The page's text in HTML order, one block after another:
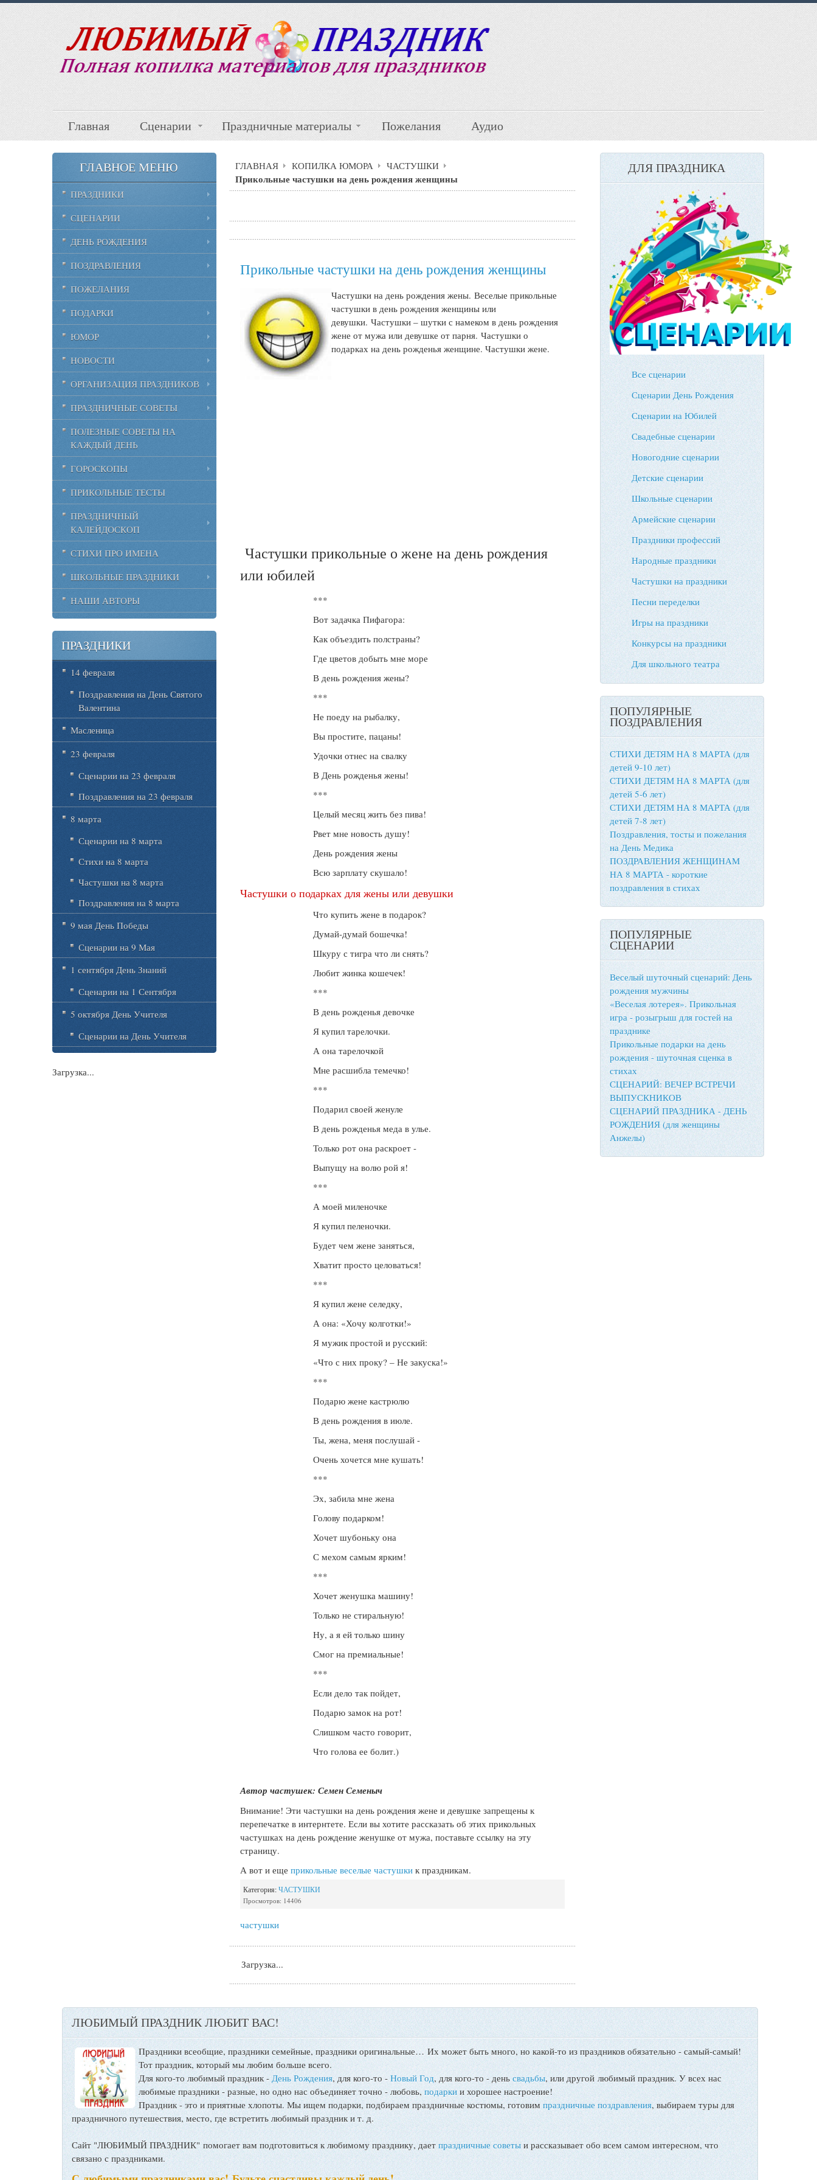
Главная Сценарии Праздничные материалы Пожелания Аудио
ГЛАВНАЯ КОПИЛКА ЮМОРА ЧАСТУШКИ
Прикольные частушки на день рождения женщины
Прикольные частушки на день рождения женщины
Частушки на день рождения жены.Веселые прикольные
частушки в день рождения женщины или
девушки.Частушки – шутки с намеком в день рождения
жене от мужа или девушке от парня.Частушки о
подарках на день рожденья женщине. Частушки жене.
Частушки прикольные о жене на день рождения
или юбилей
***
Вот задачка Пифагора:
Как объездить полстраны?
Где цветов добыть мне море
В день рождения жены?
***
Не поеду на рыбалку,
Вы простите, пацаны!
Удочки отнес на свалку
В День рожденья жены!
***
Целый месяц жить без пива!
Рвет мне новость душу!
День рождения жены
Всю зарплату скушало!
Частушки о подарках для жены или девушки
Что купить жене в подарок?
Думай-думай бошечка!
Шкуру с тигра что ли снять?
Любит жинка кошечек!
***
В день рожденья девочке
Я купил тарелочки.
А она тарелочкой
Мне расшибла темечко!
***
Подарил своей женуле
В день рожденья меда в улье.
Только рот она раскроет -
Выпущу на волю рой я!
***
А моей миленочке
Я купил пеленочки.
Будет чем жене заняться,
Хватит просто целоваться!
***
Я купил жене селедку,
А она: «Хочу колготки!»
Я мужик простой и русский:
«Что с них проку? – Не закуска!»
***
Подарю жене кастрюлю
В день рождения в июле.
Ты, жена, меня послушай -
Очень хочется мне кушать!
***
Эх, забила мне жена
Голову подарком!
Хочет шубоньку она
С мехом самым ярким!
***
Хочет женушка машину!
Только не стиральную!
Ну, а я ей только шину
Смог на премиальные!
***
Если дело так пойдет,
Подарю замок на рот!
Слишком часто говорит,
Что голова ее болит.)
Автор частушек: Семен Семеныч
Внимание! Эти частушки на день рождения жене и девушке запрещены к
перепечатке в интернтете. Если вы хотите рассказать об этих прикольных
частушках на день рождение женушке от мужа, поставьте ссылку на эту
страницу.
А вот и ещеприкольные веселые частушки к праздникам.
Категория:ЧАСТУШКИ
Просмотров: 14406
частушки
Загрузка...
ГЛАВНОЕ МЕНЮ
ПРАЗДНИКИ
СЦЕНАРИИ
ДЕНЬ РОЖДЕНИЯ
ПОЗДРАВЛЕНИЯ
ПОЖЕЛАНИЯ
ПОДАРКИ
ЮМОР
НОВОСТИ
ОРГАНИЗАЦИЯ ПРАЗДНИКОВ
ПРАЗДНИЧНЫЕ СОВЕТЫ
ПОЛЕЗНЫЕ СОВЕТЫ НА
КАЖДЫЙ ДЕНЬ
ГОРОСКОПЫ
ПРИКОЛЬНЫЕ ТЕСТЫ
ПРАЗДНИЧНЫЙ
КАЛЕЙДОСКОП
СТИХИ ПРО ИМЕНА
ШКОЛЬНЫЕ ПРАЗДНИКИ
НАШИ АВТОРЫ
ПРАЗДНИКИ
14 февраля
Поздравления на День Святого
Валентина
Масленица
23 февраля
Сценарии на 23 февраля
Поздравления на 23 февраля
8 марта
Сценарии на 8 марта
Стихи на 8 марта
Частушки на 8 марта
Поздравления на 8 марта
9 мая День Победы
Сценарии на 9 Мая
1 сентября День Знаний
Сценарии на 1 Сентября
5 октября День Учителя
Сценарии на День Учителя
Загрузка...
ДЛЯ ПРАЗДНИКА
Все сценарии
Сценарии День Рождения
Сценарии на Юбилей
Свадебные сценарии
Новогодние сценарии
Детские сценарии
Школьные сценарии
Армейские сценарии
Праздники профессий
Народные праздники
Частушки на праздники
Песни переделки
Игры на праздники
Конкурсы на праздники
Для школьного театра
ПОПУЛЯРНЫЕ
ПОЗДРАВЛЕНИЯ
СТИХИ ДЕТЯМ НА 8 МАРТА (для
детей 9-10 лет)
СТИХИ ДЕТЯМ НА 8 МАРТА (для
детей 5-6 лет)
СТИХИ ДЕТЯМ НА 8 МАРТА (для
детей 7-8 лет)
Поздравления, тосты и пожелания
на День Медика
ПОЗДРАВЛЕНИЯ ЖЕНЩИНАМ
НА 8 МАРТА - короткие
поздравления в стихах
ПОПУЛЯРНЫЕ
СЦЕНАРИИ
Веселый шуточный сценарий: День
рождения мужчины
«Веселая лотерея». Прикольная
игра - розыгрыш для гостей на
празднике
Прикольные подарки на день
рождения - шуточная сценка в
стихах
СЦЕНАРИЙ: ВЕЧЕР ВСТРЕЧИ
ВЫПУСКНИКОВ
СЦЕНАРИЙ ПРАЗДНИКА - ДЕНЬ
РОЖДЕНИЯ (для женщины
Анжелы)
ЛЮБИМЫЙ ПРАЗДНИК ЛЮБИТ ВАС!
Праздники всеобщие, праздники семейные, праздники оригинальные… Их может быть много, но какой-то из праздников обязательно - самый-самый!
Тот праздник, который мы любим больше всего.
Для кого-то любимый праздник -День Рождения, для кого-то - Новый Год, для кого-то - день свадьбы, или другой любимый праздник. У всех нас
любимые праздники - разные, но одно нас объединяет точно - любовь, подарки и хорошее настроение!
Праздник - это и приятные хлопоты. Мы ищем подарки, подбираем праздничные костюмы, готовим праздничные поздравления, выбираем туры для
праздничного путешествия, место, где встретить любимый праздник и т. д.
Сайт "ЛЮБИМЫЙ ПРАЗДНИК" помогает вам подготовиться к любимому празднику, даетпраздничные советыи рассказывает обо всем самом интересном, что
связано с праздниками.